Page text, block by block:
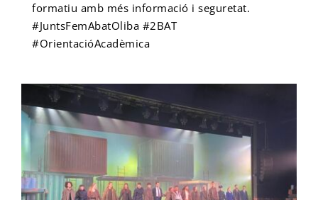
formatiu amb més informació i seguretat.
#JuntsFemAbatOliba #2BAT
#OrientacióAcadèmica